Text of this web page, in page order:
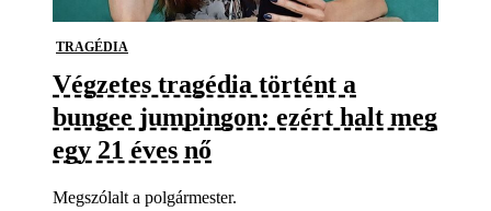
TRAGÉDIA
Végzetes tragédia történt a
bungee jumpingon: ezért halt meg
egy 21 éves nő
Megszólalt a polgármester.